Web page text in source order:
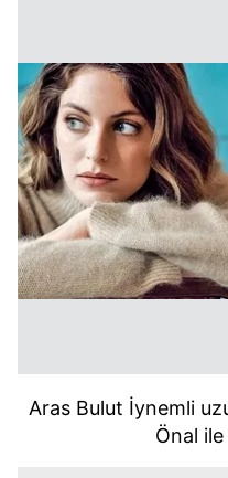
Aras Bulut İynemli
Önal ile